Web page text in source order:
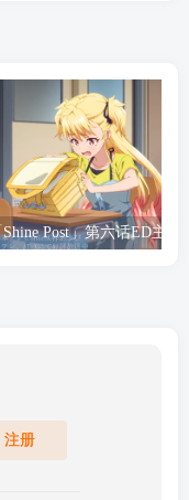
注册